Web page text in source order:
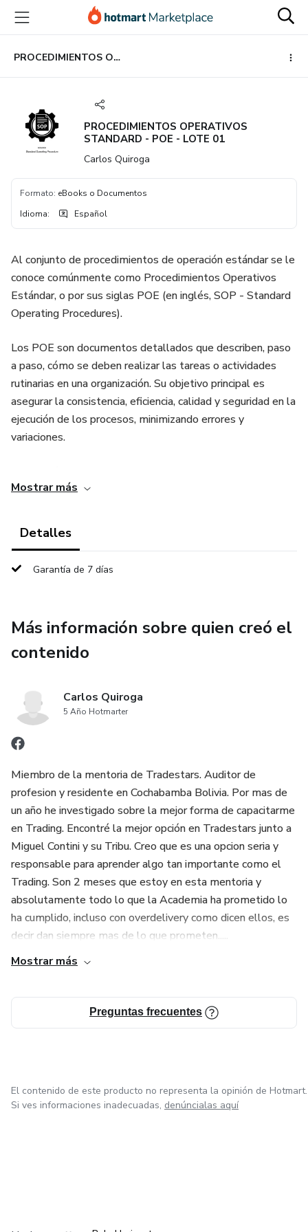
principal
página
de
página
PROCEDIMIENTOS OPERATIVOS STANDARD - POE - LOTE 01
PROCEDIMIENTOS OPERATIVOS
STANDARD - POE - LOTE 01
Carlos Quiroga
Formato: eBooks o Documentos
Idioma: Español
Al conjunto de procedimientos de operación estándar se le
conoce comúnmente como Procedimientos Operativos
Estándar, o por sus siglas POE (en inglés, SOP - Standard
Operating Procedures).
Los POE son documentos detallados que describen, paso
a paso, cómo se deben realizar las tareas o actividades
rutinarias en una organización. Su objetivo principal es
asegurar la consistencia, eficiencia, calidad y seguridad en la
ejecución de los procesos, minimizando errores y
variaciones.
ejecute.
Capacitación: Sirven como una guía clara para la formación
Reducción de errores: Al tener pasos definidos, disminuye
la probabilidad de cometer fallos.
identificar la forma más eficaz de realizar una tarea.
Cumplimiento normativo: Ayudan a las organizaciones a
cumplir con regulaciones y estándares de calidad.
Resolución de problemas: Proporcionan una base para
investigar y solucionar desviaciones o incidentes.
En resumen, los POE son una herramienta fundamental
para cualquier organización que busque la excelencia
operativa y la consistencia en sus procesos.
Mostrar más
Detalles
Garantía de 7 días
Más información sobre quien creó el
contenido
Carlos Quiroga
5 Año Hotmarter
Miembro de la mentoria de Tradestars. Auditor de
profesion y residente en Cochabamba Bolivia. Por mas de
un año he investigado sobre la mejor forma de capacitarme
en Trading. Encontré la mejor opción en Tradestars junto a
Miguel Contini y su Tribu. Creo que es una opcion seria y
responsable para aprender algo tan importante como el
Trading. Son 2 meses que estoy en esta mentoria y
absolutamente todo lo que la Academia ha prometido lo
ha cumplido, incluso con overdelivery como dicen ellos, es
decir dan siempre mas de lo que prometen.....
Mostrar más
Preguntas frecuentes
El contenido de este producto no representa la opinión de Hotmart.
Si ves informaciones inadecuadas, denúncialas aquí